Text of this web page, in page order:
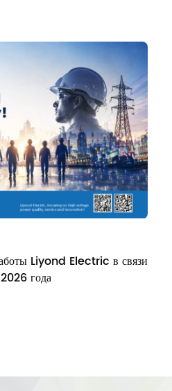
Liyond Electric в связи
года